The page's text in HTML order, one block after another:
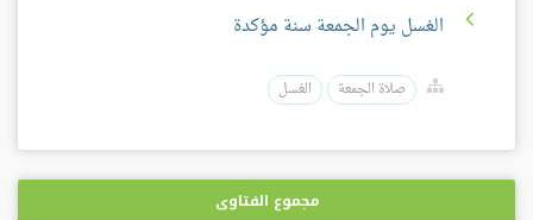
الغسل يوم الجمعة سنة مؤكدة
صلاة الجمعة الغسل
مجموع الفتاوى